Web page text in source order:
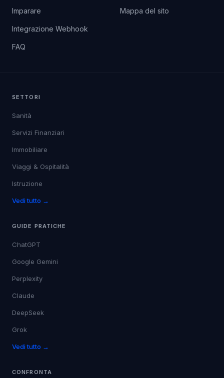
Imparare
Integrazione Webhook
FAQ
Mappa del sito
SETTORI
Sanità
Servizi Finanziari
Immobiliare
Viaggi & Ospitalità
Istruzione
Vedi tutto →
GUIDE PRATICHE
ChatGPT
Google Gemini
Perplexity
Claude
DeepSeek
Grok
Vedi tutto →
CONFRONTA